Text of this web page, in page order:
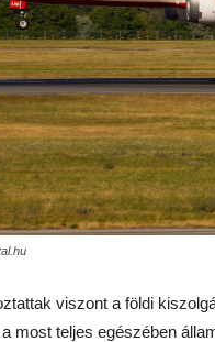
viszont a földi
most teljes egészében